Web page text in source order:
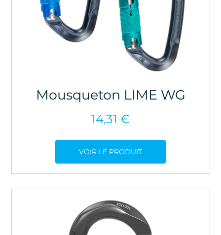
Mousqueton LIME WG
14,31 €
VOIR LE PRODUIT